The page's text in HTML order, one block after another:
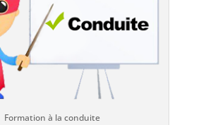
Formation à la conduite